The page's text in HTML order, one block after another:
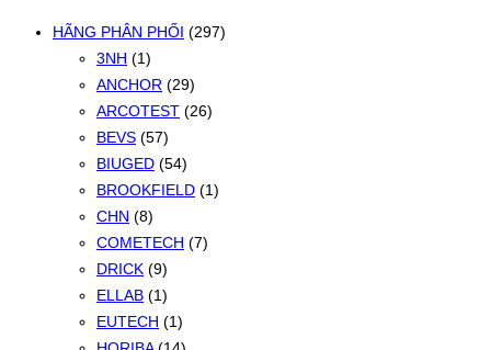
HÃNG PHÂN PHỐI (297)
3NH (1)
ANCHOR (29)
ARCOTEST (26)
BEVS (57)
BIUGED (54)
BROOKFIELD (1)
CHN (8)
COMETECH (7)
DRICK (9)
ELLAB (1)
EUTECH (1)